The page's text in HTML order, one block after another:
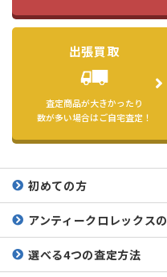
出張買取
査定商品が大きかったり
数が多い場合はご自宅査定！
初めての方
アンティークロレックスの
選べる4つの査定方法